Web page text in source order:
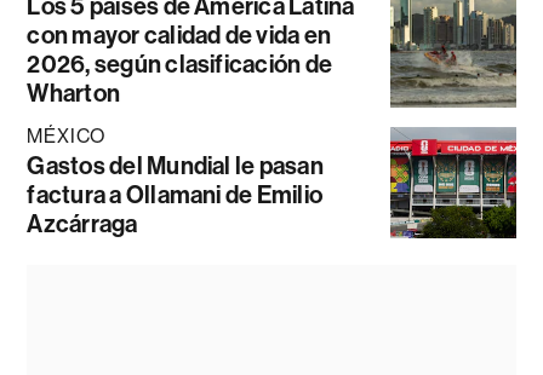
con mayor calidad de vida en
2026, según clasificación de
Wharton
MÉXICO
Gastos del Mundial le pasan
factura a Ollamani de Emilio
Azcárraga